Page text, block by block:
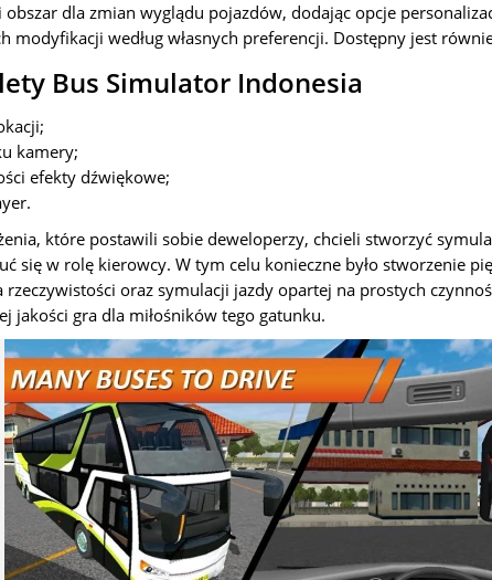
dla zmian wyglądu pojazdów, dodając opcje
modyfikacji według własnych preferencji. Dostępny jest
Bus Simulator Indonesia
kamery;
efekty dźwiękowe;
które postawili sobie deweloperzy, chcieli stworzyć
się w rolę kierowcy. W tym celu konieczne było stworzenie
rzeczywistości oraz symulacji jazdy opartej na prostych
jakości gra dla miłośników tego gatunku.